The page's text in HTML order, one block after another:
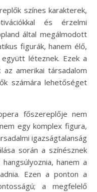
színes karakterek,
és érzelmi
által megálmodott
figurák, hanem élő,
léteznek. Ezek a
az amerikai társadalom
számára lehetőséget
főszereplője nem
egy komplex figura,
igazságtalanság
során a színésznek
hanem a
Ezen a ponton a
a megfelelő